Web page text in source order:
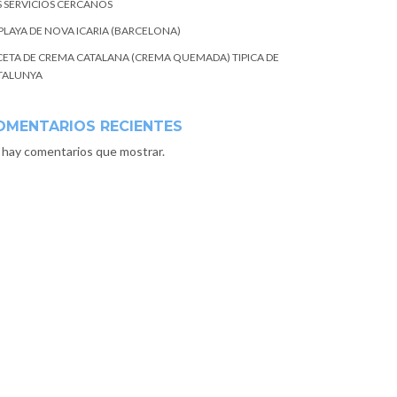
SERVICIOS CERCANOS
DE NOVA ICARIA (BARCELONA)
DE CREMA CATALANA (CREMA QUEMADA) TIPICA DE
RECIENTES
comentarios que mostrar.